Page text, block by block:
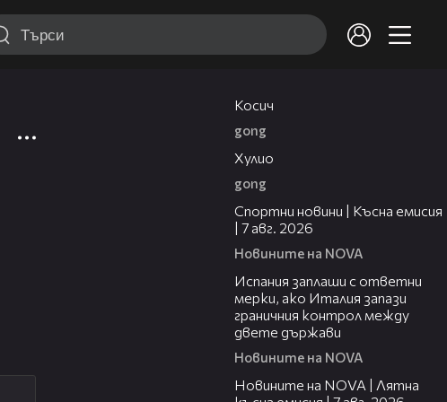
Косич
gong
Хулио
gong
Спортни новини | Късна емисия
| 7 авг. 2026
Новините на NOVA
Испания заплаши с ответни
мерки, ако Италия запази
граничния контрол между
двете държави
Новините на NOVA
Новините на NOVA | Лятна